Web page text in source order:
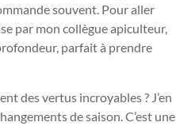
souvent. Pour aller
par mon collègue apiculteur,
parfait à prendre
des vertus incroyables ? J’en
de saison. C’est une